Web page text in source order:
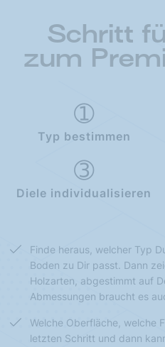
Schritt
zum
Typ bestimmen
Diele individualisieren
Finde heraus, welcher Typ
Boden zu Dir passt. Dann
Holzarten, abgestimmt auf
Abmessungen braucht es
Welche Oberfläche, welche
letzten Schritt und dann